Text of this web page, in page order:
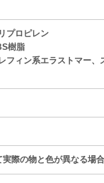
プロピレン
樹脂
フィン系エラストマー、
際の物と色が異なる場合